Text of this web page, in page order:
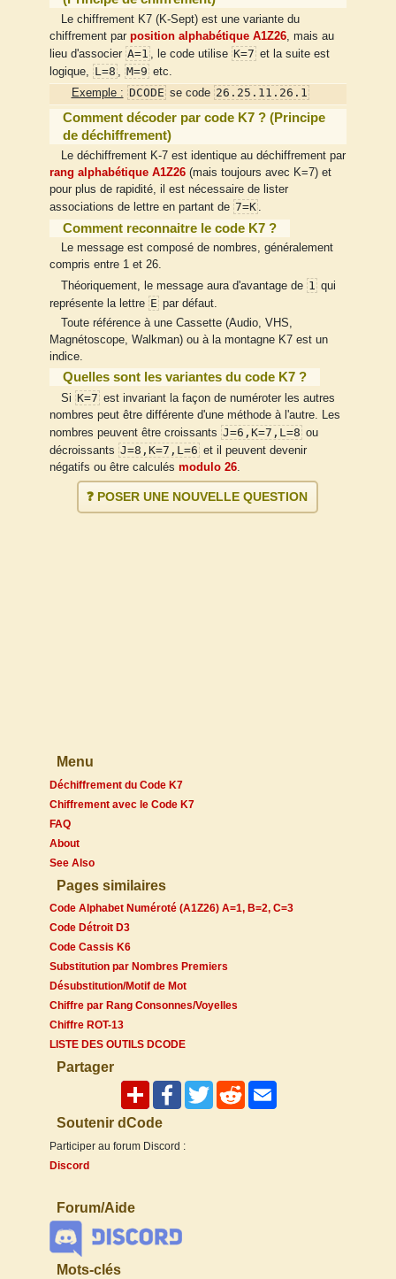
Le chiffrement K7 (K-Sept) est une variante du
chiffrement par position alphabétique A1Z26, mais au
lieu d'associer A=1 , le code utilise K=7 et la suite est
logique, L=8 , M=9 etc.
Exemple : DCODEse code 26.25.11.26.1
Comment décoder par code K7 ? (Principe
de déchiffrement)
Le déchiffrement K-7 est identique au déchiffrement par
rang alphabétique A1Z26 (mais toujours avec K=7) et
pour plus de rapidité, il est nécessaire de lister
associations de lettre en partant de 7=K .
Comment reconnaitre le code K7 ?
Le message est composé de nombres, généralement
compris entre 1 et 26.
Théoriquement, le message aura d'avantage de 1 qui
représente la lettre E par défaut.
Toute référence à une Cassette (Audio, VHS,
Magnétoscope, Walkman) ou à la montagne K7 est un
indice.
Quelles sont les variantes du code K7 ?
Si K=7est invariant la façon de numéroter les autres
nombres peut être différente d'une méthode à l'autre. Les
nombres peuvent être croissants J=6,K=7,L=8 ou
décroissants J=8,K=7,L=6 et il peuvent devenir
négatifs ou être calculés modulo 26.
❓ POSER UNE NOUVELLE QUESTION
Menu
Déchiffrement du Code K7
Chiffrement avec le Code K7
FAQ
About
See Also
Pages similaires
Code Alphabet Numéroté (A1Z26) A=1, B=2, C=3
Code Détroit D3
Code Cassis K6
Substitution par Nombres Premiers
Désubstitution/Motif de Mot
Chiffre par Rang Consonnes/Voyelles
Chiffre ROT-13
LISTE DES OUTILS DCODE
Partager
Soutenir dCode
Participer au forum Discord :
Discord
Forum/Aide
Mots-clés